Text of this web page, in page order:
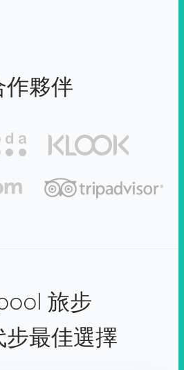
作夥伴
旅步
步最佳選擇